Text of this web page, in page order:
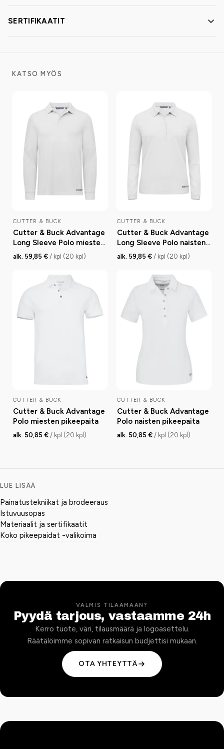
SERTIFIKAATIT
KATSO MYÖS
CUTTER & BUCK
Cutter & Buck Advantage
Long Sleeve Polo miesten
pikeepaita
alk. 59,85 € / kpl (20 kpl)
CUTTER & BUCK
Cutter & Buck Advantage
Long Sleeve Polo naisten
pikeepaita
alk. 59,85 € / kpl (20 kpl)
CUTTER & BUCK
Cutter & Buck Advantage
Polo miesten pikeepaita
alk. 50,85 € / kpl (20 kpl)
CUTTER & BUCK
Cutter & Buck Advantage
Polo naisten pikeepaita
alk. 50,85 € / kpl (20 kpl)
LUE LISÄÄ
Painatustekniikat ja brodeeraus
Istuvuusopas
Materiaalit ja sertifikaatit
Koko pikeepaidat -valikoima
VALMIS TILAAMAAN?
Pyydä tarjous, vastaamme 24h
Kerro tuote, väri, tilausmäärä ja logoasettelu.
Räätälöimme sopivan ratkaisun budjettisi mukaan.
OTA YHTEYTTÄ